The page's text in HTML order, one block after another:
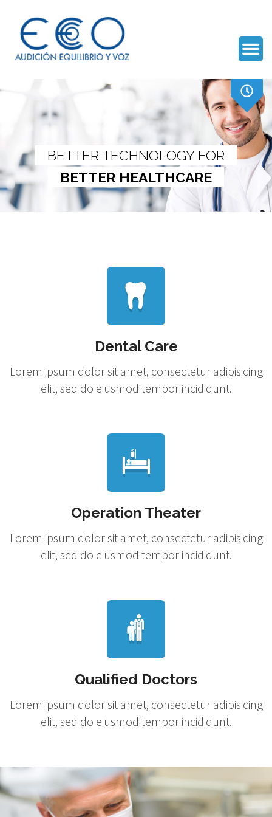
BETTER TECHNOLOGY FOR
BETTER HEALTHCARE
Dental Care
Lorem ipsum dolor sit amet, consectetur adipisicing
elit, sed do eiusmod tempor incididunt.
Operation Theater
Lorem ipsum dolor sit amet, consectetur adipisicing
elit, sed do eiusmod tempor incididunt.
Qualified Doctors
Lorem ipsum dolor sit amet, consectetur adipisicing
elit, sed do eiusmod tempor incididunt.